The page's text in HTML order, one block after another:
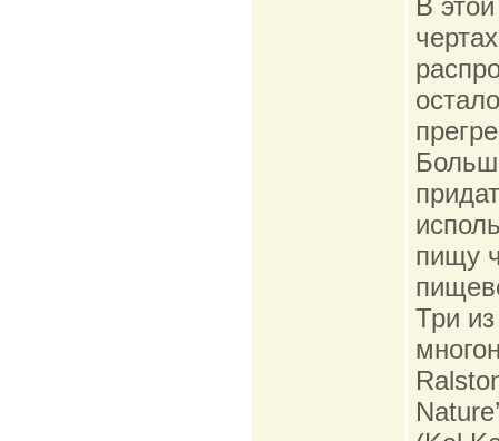
В
пищу
Три